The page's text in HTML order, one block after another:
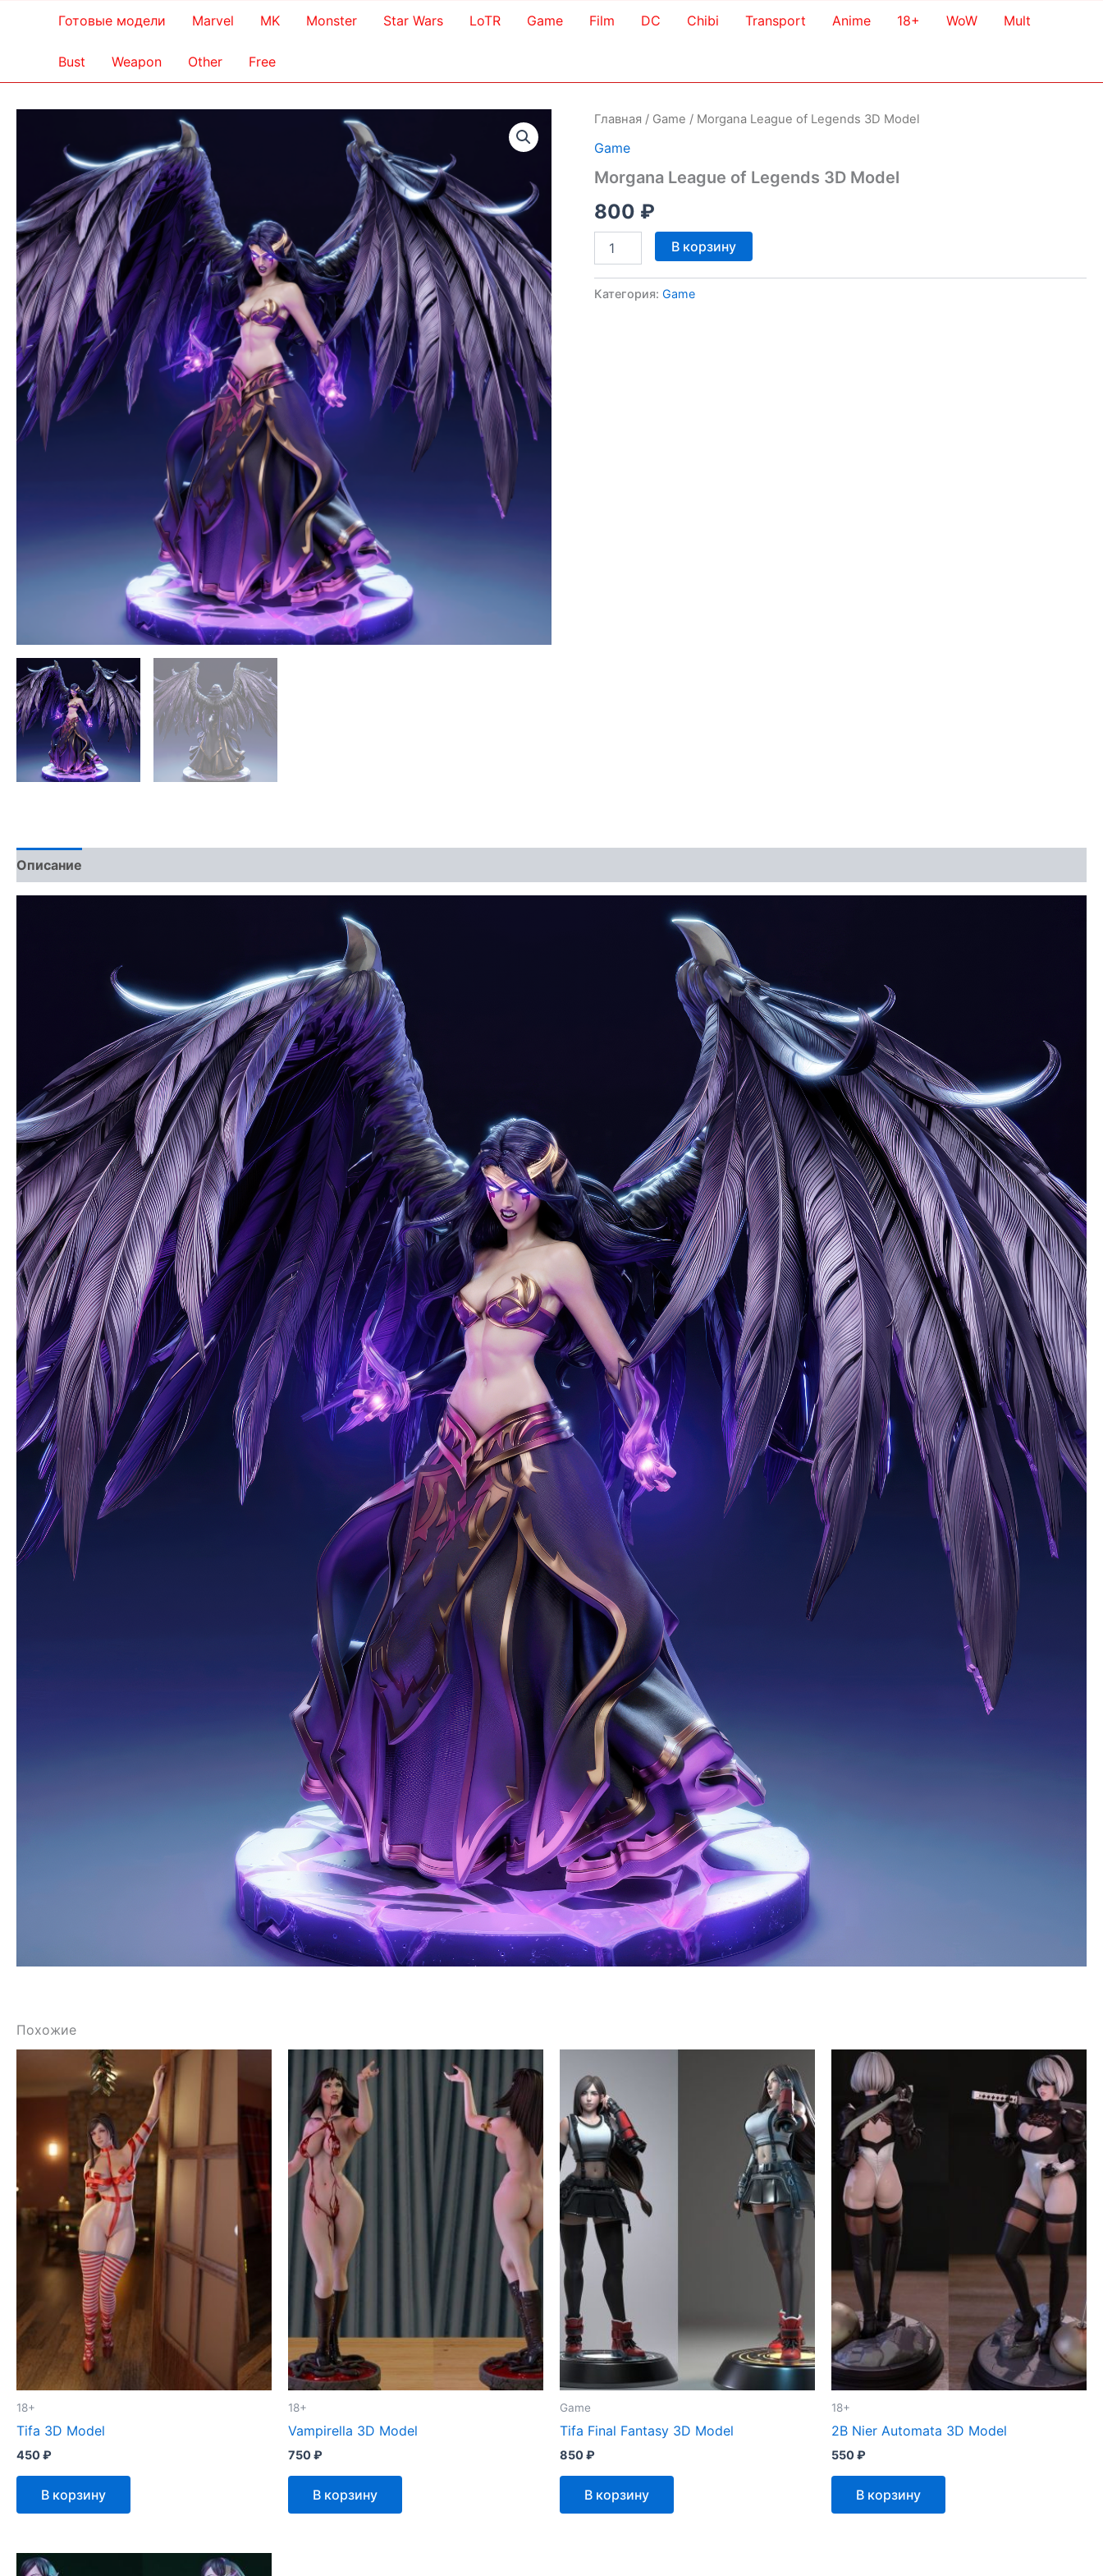
Готовые модели Marvel MK Monster Star Wars LoTR Game Film DC Chibi Transport Anime 18+ WoW Mult
Bust Weapon Other Free
Главная / Game / Morgana League of Legends 3D Model
Game
Morgana League of Legends 3D Model
800 ₽
Количество
товара
League
В корзину
Категория:Game
Описание
Похожие
18+
Tifa 3D Model
450₽
В корзину
18+
Vampirella 3D Model
750₽
В корзину
Game
Tifa Final Fantasy 3D Model
850₽
В корзину
18+
2B Nier Automata 3D Model
550₽
В корзину